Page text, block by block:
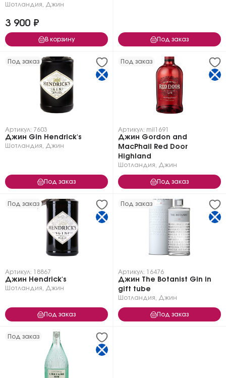
Шотландия Джин
3 900 ₽
В корзину Под заказ
Под заказ
Артикул: 7603
Джин Gin Hendrick's
Шотландия Джин
Под заказ
Под заказ
Артикул: mil1691
Джин Gordon and
MacPhail Red Door
Highland
Шотландия Джин
Под заказ
Под заказ
Артикул: 18867
Джин Hendrick's
Шотландия Джин
Под заказ
Под заказ
Артикул: 16476
Джин The Botanist Gin in
gift tube
Шотландия Джин
Под заказ
Под заказ